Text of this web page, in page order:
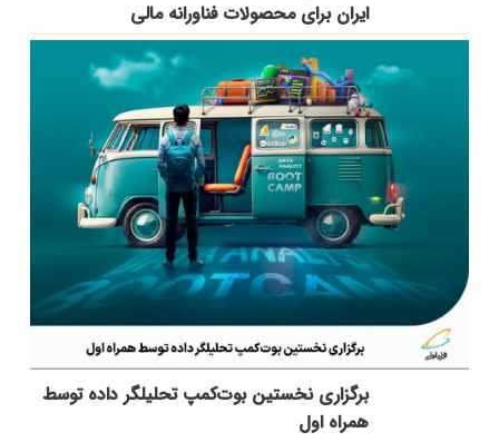
ایران برای محصولات فناورانه مالی
برگزاری نخستین بوت‌کمپ تحلیلگر داده توسط
همراه اول